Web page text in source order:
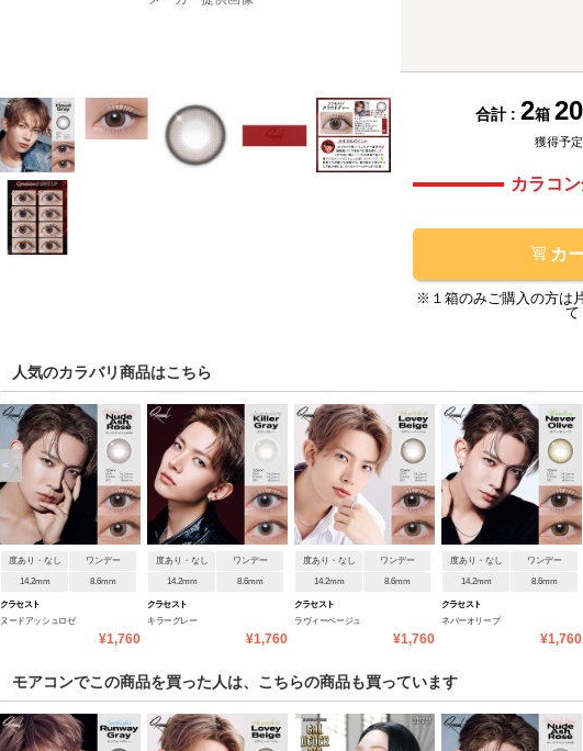
合計 : 2箱 20
獲得予
カラコ
カ
※１箱のみご購入の方は
て
人気のカラバリ商品はこちら
度あり・なし ワンデー
14.2mm 8.6mm
クラセスト
ヌードアッシュロゼ
¥1,760
度あり・なし ワンデー
14.2mm 8.6mm
クラセスト
キラーグレー
¥1,760
度あり・なし ワンデー
14.2mm 8.6mm
クラセスト
ラヴィーベージュ
¥1,760
度あり・なし ワンデー
14.2mm 8.6mm
クラセスト
ネバーオリーブ
¥1,760
<
モアコンでこの商品を買った人は、こちらの商品も買っています